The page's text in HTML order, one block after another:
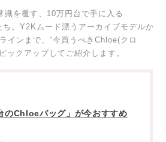
識を覆す、10万円台で手に入る
。Y2Kムード漂うアーカイブモデルか
インまで、“今買うべきChloe(クロ
ックアップしてご紹介します。
のChloeバッグ」が今おすすめ